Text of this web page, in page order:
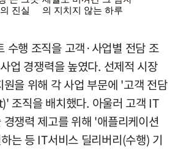
수행 조직을 고객·사업별 전담 조
업 경쟁력을 높였다. 선제적 시장
을 위해 각 사업 부문에 '고객 전담
조직을 배치했다. 아울러 고객 IT
쟁력 제고를 위해 '애플리케이션
는 등 IT서비스 딜리버리(수행) 기